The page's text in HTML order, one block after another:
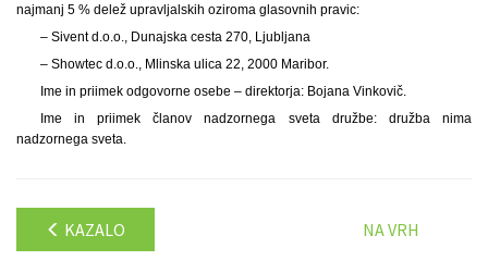
najmanj 5 % delež upravljalskih oziroma glasovnih pravic:
– Sivent d.o.o., Dunajska cesta 270, Ljubljana
– Showtec d.o.o., Mlinska ulica 22, 2000 Maribor.
Ime in priimek odgovorne osebe – direktorja: Bojana Vinkovič.
Ime in priimek članov nadzornega sveta družbe: družba nima
nadzornega sveta.
KAZALO NA VRH